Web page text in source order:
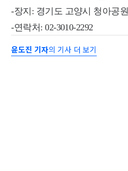
-장지: 경기도 고양시 청아공원
-연락처: 02-3010-2292
윤도진 기자의 기사 더 보기